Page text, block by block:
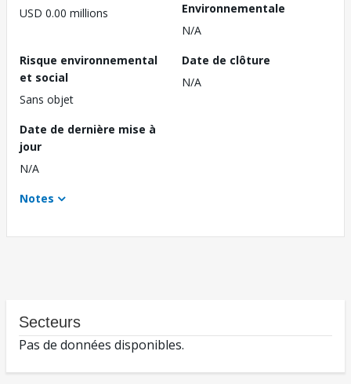
USD 0.00 millions
Environnementale
N/A
Risque environnemental
et social
Sans objet
Date de clôture
N/A
Date de dernière mise à
jour
N/A
Notes
Secteurs
Pas de données disponibles.